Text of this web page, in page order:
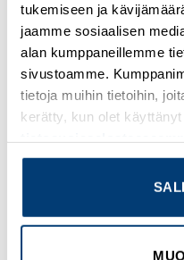
tukemiseen ja
jaamme sosiaalisen
alan kumppaneillemme
sivustoamme.
tietoja muihin tietoihin,
kerätty, kun olet
EAN
5027590420631
UPC
051712796507
51 mm
15 mm